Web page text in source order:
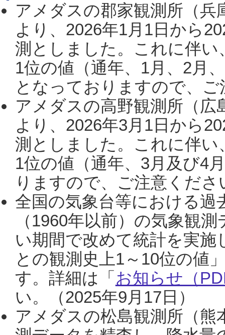
アメダスの郡家観測所（
より、2026年1月1日から
測としました。これに伴い
1位の値（通年、1月、2月
となっておりますので、
アメダスの高野観測所（
より、2026年3月1日から
測としました。これに伴い
1位の値（通年、3月及び4
りますので、ご注意くだ
全国の気象台等における過
（1960年以前）の気象観
い期間で改めて統計を実
との観測史上1～10位の値
す。詳細は「 お知らせ（
い。（2025年9月17日）
アメダスの松島観測所（熊